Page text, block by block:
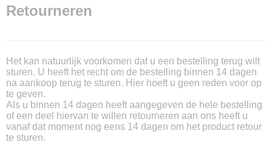
Retourneren
Het kan natuurlijk voorkomen dat u een bestelling terug wilt
sturen. U heeft het recht om de bestelling binnen 14 dagen
na aankoop terug te sturen. Hier hoeft u geen reden voor op
te geven.
Als u binnen 14 dagen heeft aangegeven de hele bestelling
of een deel hiervan te willen retourneren aan ons heeft u
vanaf dat moment nog eens 14 dagen om het product retour
te sturen.